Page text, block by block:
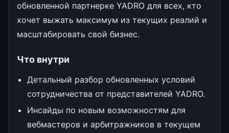
обновленной партнерке YADRO для всех, кто
хочет выжать максимум из текущих реалий и
масштабировать свой бизнес.
Что внутри
Детальный разбор обновленных условий
сотрудничества от представителей YADRO.
Инсайды по новым возможностям для
вебмастеров и арбитражников в текущем